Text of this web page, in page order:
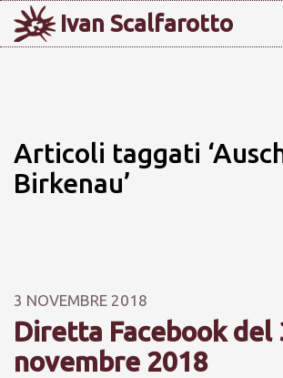
Ivan Scalfarotto
Articoli taggati
Birkenau’
3 NOVEMBRE 2018
Diretta Facebook del
novembre 2018